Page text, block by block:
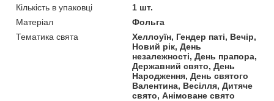
Кількість в упаковці
1 шт.
Матеріал
Фольга
Тематика свята
Хеллоуїн, Гендер паті, Вечір,
Новий рік, День
незалежності, День прапора,
Державний свято, День
Народження, День святого
Валентина, Весілля, Дитяче
свято, Анімоване свято